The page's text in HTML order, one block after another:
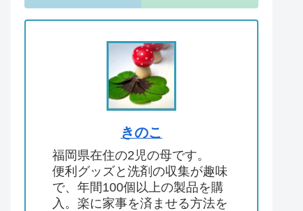
きのこ
福岡県在住の2児の母です。
便利グッズと洗剤の収集が趣味
で、年間100個以上の製品を購
入。楽に家事を済ませる方法を